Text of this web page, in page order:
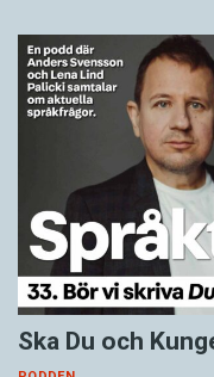
Ska Du och